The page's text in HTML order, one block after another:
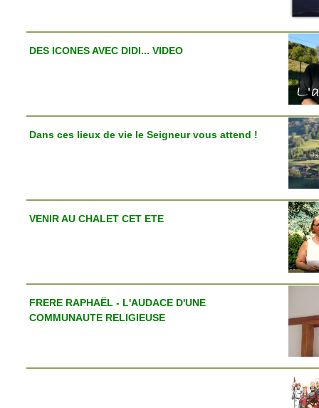
DES ICONES AVEC DIDI... VIDEO
Dans ces lieux de vie le Seigneur vous attend !
VENIR AU CHALET CET ETE
FRERE RAPHAËL - L'AUDACE D'UNE
COMMUNAUTE RELIGIEUSE